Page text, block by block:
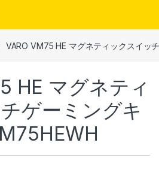
VARO VM75 HE マグネティックスイッ
HE マグネティ
ゲーミングキ